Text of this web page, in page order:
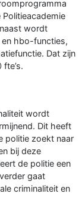
wordt
hbo-functies,
Dat zijn
wordt
Dit heeft
politie zoekt naar
bij deze
de politie een
gaat
criminaliteit en